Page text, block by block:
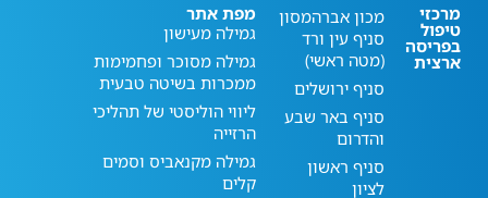
מרכזי
טיפול
בפריסה
ארצית
מכון אברהמסון
סניף עין ורד
(מטה ראשי)
סניף ירושלים
סניף באר שבע
והדרום
סניף ראשון
לציון
מפת אתר
גמילה מעישון
גמילה מסוכר ופחמימות
ממכרות בשיטה טבעית
ליווי הוליסטי של תהליכי
הרזייה
גמילה מקנאביס וסמים
קלים